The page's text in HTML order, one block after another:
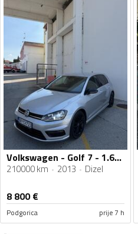
Volkswagen - Golf 7 - 1.6TDI
210000 km 2013 Dizel
8 800€
Podgorica prije 7 h